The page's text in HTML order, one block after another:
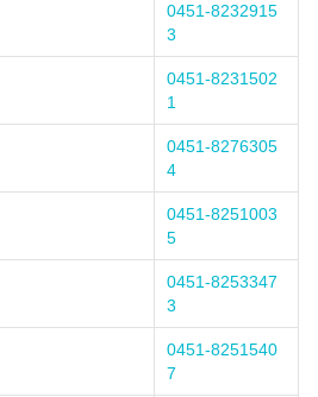
0451-8232915
3
0451-8231502
1
0451-8276305
4
0451-8251003
5
0451-8253347
3
0451-8251540
7